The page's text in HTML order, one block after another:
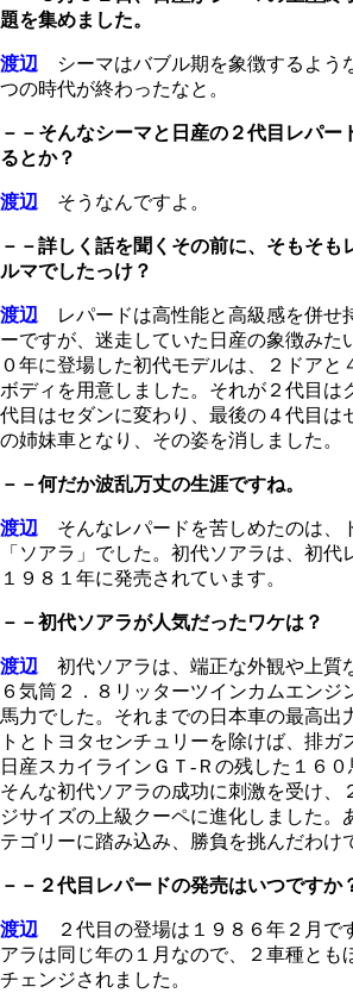
題を集めました。
渡辺 シーマはバブル期を象徴するよう
つの時代が終わったなと。
－－そんなシーマと日産の２代目レパー
るとか？
渡辺 そうなんですよ。
－－詳しく話を聞くその前に、そもそも
ルマでしたっけ？
渡辺 レパードは高性能と高級感を併せ
ーですが、迷走していた日産の象徴みた
０年に登場した初代モデルは、２ドアと
ボディを用意しました。それが２代目は
代目はセダンに変わり、最後の４代目は
の姉妹車となり、その姿を消しました。
－－何だか波乱万丈の生涯ですね。
渡辺 そんなレパードを苦しめたのは、
「ソアラ」でした。初代ソアラは、初代
１９８１年に発売されています。
－－初代ソアラが人気だったワケは？
渡辺 初代ソアラは、端正な外観や上質
６気筒２．８リッターツインカムエンジ
馬力でした。それまでの日本車の最高出
トとトヨタセンチュリーを除けば、排ガ
日産スカイラインＧＴ‐Ｒの残した１６０
そんな初代ソアラの成功に刺激を受け、
ジサイズの上級クーペに進化しました。
テゴリーに踏み込み、勝負を挑んだわけ
－－２代目レパードの発売はいつですか
渡辺 ２代目の登場は１９８６年２月で
アラは同じ年の１月なので、２車種とも
チェンジされました。